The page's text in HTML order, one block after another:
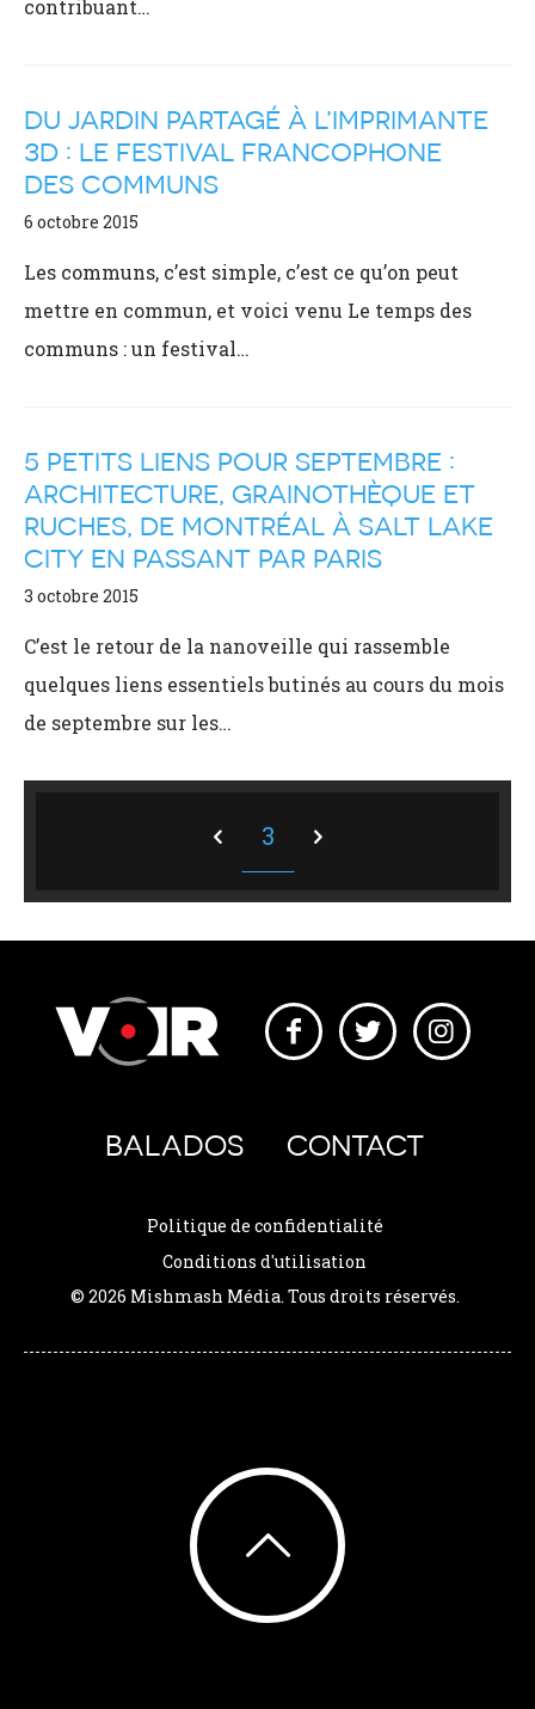
contribuant…
DU JARDIN PARTAGÉ À L’IMPRIMANTE
3D : LE FESTIVAL FRANCOPHONE
DES COMMUNS
6 octobre 2015
Les communs, c’est simple, c’est ce qu’on peut
mettre en commun, et voici venu Le temps des
communs : un festival…
5 PETITS LIENS POUR SEPTEMBRE :
ARCHITECTURE, GRAINOTHÈQUE ET
RUCHES, DE MONTRÉAL À SALT LAKE
CITY EN PASSANT PAR PARIS
3 octobre 2015
C’est le retour de la nanoveille qui rassemble
quelques liens essentiels butinés au cours du mois
de septembre sur les…
3
BALADOS CONTACT
Politique de confidentialité
Conditions d'utilisation
© 2026 Mishmash Média. Tous droits réservés.